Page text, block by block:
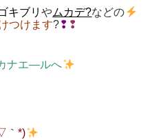
キブリやムカデ?などの
つけます?❢ ❢
ナエ―ルへ
｀*)